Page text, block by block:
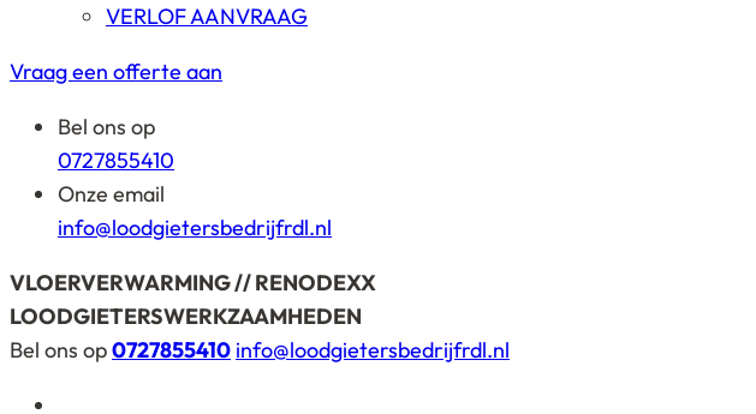
VERLOF AANVRAAG
Vraag een offerte aan
Bel ons op
0727855410
Onze email
info@loodgietersbedrijfrdl.nl
VLOERVERWARMING // RENODEXX
LOODGIETERSWERKZAAMHEDEN
Bel ons op0727855410 info@loodgietersbedrijfrdl.nl